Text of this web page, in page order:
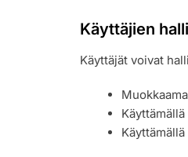
Käyttäjien
Käyttäjät voivat